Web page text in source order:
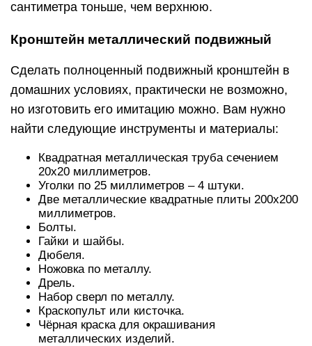
сантиметра тоньше, чем верхнюю.
Кронштейн металлический подвижный
Сделать полноценный подвижный кронштейн в
домашних условиях, практически не возможно,
но изготовить его имитацию можно. Вам нужно
найти следующие инструменты и материалы:
Квадратная металлическая труба сечением
20х20 миллиметров.
Уголки по 25 миллиметров – 4 штуки.
Две металлические квадратные плиты 200х200
миллиметров.
Болты.
Гайки и шайбы.
Дюбеля.
Ножовка по металлу.
Дрель.
Набор сверл по металлу.
Краскопульт или кисточка.
Чёрная краска для окрашивания
металлических изделий.